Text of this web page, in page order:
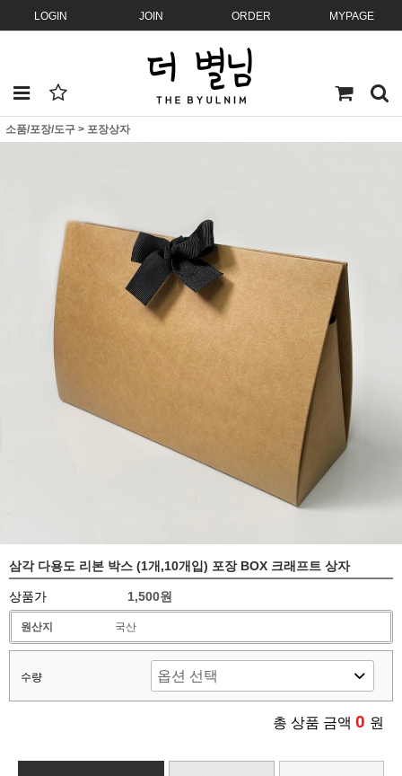
LOGIN JOIN ORDER MYPAGE
소품/포장/도구 > 포장상자
삼각 다용도 리본 박스 (1개,10개입) 포장 BOX 크래프트 상자
상품가 1,500원
원산지 국산
수량
총 상품 금액 0 원